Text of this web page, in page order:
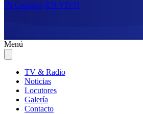
📩 Contacto EN VIVO
Menú
TV & Radio
Noticias
Locutores
Galería
Contacto